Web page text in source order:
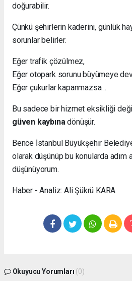
doğurabilir.
Çünkü şehirlerin kaderini, günlük
sorunlar belirler.
Eğer trafik çözülmez,
Eğer otopark sorunu büyümeye
Eğer çukurlar kapanmazsa…
Bu sadece bir hizmet eksikliği
güven kaybına dönüşür.
Bence İstanbul Büyükşehir
olarak düşünüp bu konularda adım
düşünüyorum.
Haber - Analiz: Ali Şükrü KARA
Okuyucu Yorumları (0)